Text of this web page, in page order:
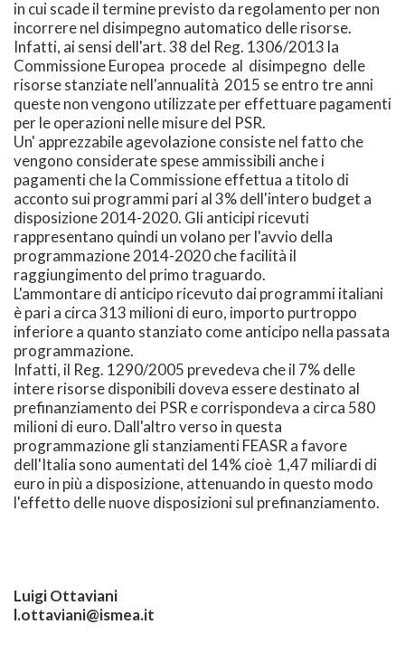
in cui scade il termine previsto da regolamento per non
incorrere nel disimpegno automatico delle risorse.
Infatti, ai sensi dell'art. 38 del Reg. 1306/2013 la
Commissione Europea procede al disimpegno delle
risorse stanziate nell'annualità 2015 se entro tre anni
queste non vengono utilizzate per effettuare pagamenti
per le operazioni nelle misure del PSR.
Un' apprezzabile agevolazione consiste nel fatto che
vengono considerate spese ammissibili anche i
pagamenti che la Commissione effettua a titolo di
acconto sui programmi pari al 3% dell'intero budget a
disposizione 2014-2020. Gli anticipi ricevuti
rappresentano quindi un volano per l'avvio della
programmazione 2014-2020 che facilità il
raggiungimento del primo traguardo.
L'ammontare di anticipo ricevuto dai programmi italiani
è pari a circa 313 milioni di euro, importo purtroppo
inferiore a quanto stanziato come anticipo nella passata
programmazione.
Infatti, il Reg. 1290/2005 prevedeva che il 7% delle
intere risorse disponibili doveva essere destinato al
prefinanziamento dei PSR e corrispondeva a circa 580
milioni di euro. Dall'altro verso in questa
programmazione gli stanziamenti FEASR a favore
dell'Italia sono aumentati del 14% cioè 1,47 miliardi di
euro in più a disposizione, attenuando in questo modo
l'effetto delle nuove disposizioni sul prefinanziamento.
Luigi Ottaviani
l.ottaviani@ismea.it